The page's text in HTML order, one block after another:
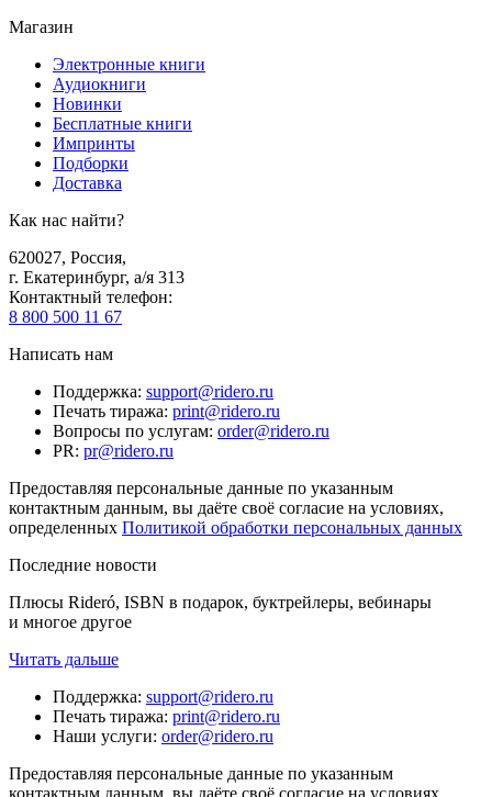
Магазин
Электронные книги
Аудиокниги
Новинки
Бесплатные книги
Импринты
Подборки
Доставка
Как нас найти?
620027, Россия,
г. Екатеринбург, а/я 313
Контактный телефон:
8 800 500 11 67
Написать нам
Поддержка: support@ridero.ru
Печать тиража: print@ridero.ru
Вопросы по услугам: order@ridero.ru
PR: pr@ridero.ru
Предоставляя персональные данные по указанным
контактным данным, вы даёте своё согласие на условиях,
определенных Политикой обработки персональных данных
Последние новости
Плюсы Rideró, ISBN в подарок, буктрейлеры, вебинары
и многое другое
Читать дальше
Поддержка: support@ridero.ru
Печать тиража: print@ridero.ru
Наши услуги: order@ridero.ru
Предоставляя персональные данные по указанным
контактным данным, вы даёте своё согласие на условиях,